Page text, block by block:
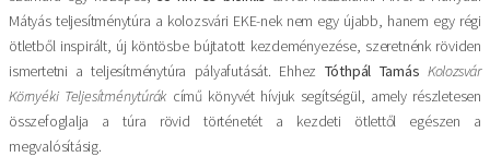
Mátyás teljesítménytúra a kolozsvári EKE-nek nem egy újabb, hanem egy régi
ötletből inspirált, új köntösbe bújtatott kezdeményezése, szeretnénk röviden
ismertetni a teljesítménytúra pályafutását. Ehhez Tóthpál Tamás Kolozsvár
Környéki Teljesítménytúrák című könyvét hívjuk segítségül, amely részletesen
összefoglalja a túra rövid történetét a kezdeti ötlettől egészen a
megvalósításig.